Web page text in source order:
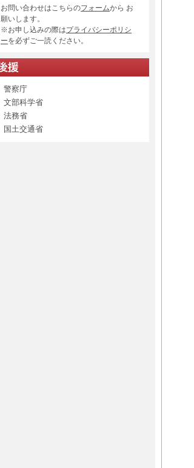
お問い合わせはこちらのフォームから お
願いします。
※お申し込みの際はプライバシーポリシ
ーを必ずご一読ください。
警察庁
文部科学省
法務省
国土交通省